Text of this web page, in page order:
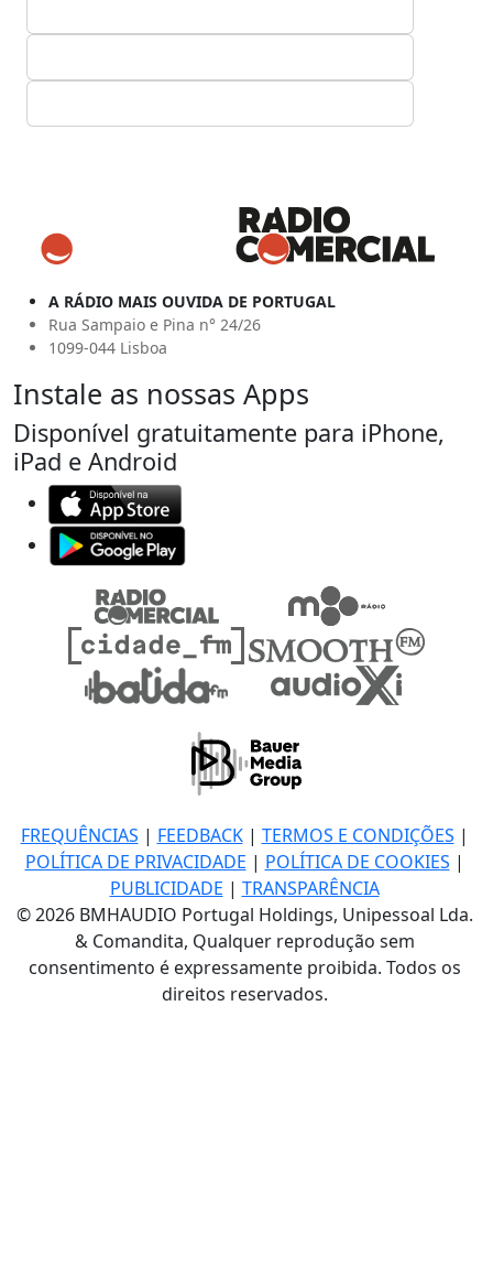
A RÁDIO MAIS OUVIDA DE PORTUGAL
Rua Sampaio e Pina n° 24/26
1099-044 Lisboa
Instale as nossas Apps
Disponível gratuitamente para iPhone,
iPad e Android
FREQUÊNCIAS | FEEDBACK| TERMOS E CONDIÇÕES |
POLÍTICA DE PRIVACIDADE | POLÍTICA DE COOKIES |
PUBLICIDADE | TRANSPARÊNCIA
© 2026 BMHAUDIO Portugal Holdings, Unipessoal Lda.
& Comandita, Qualquer reprodução sem
consentimento é expressamente proibida. Todos os
direitos reservados.